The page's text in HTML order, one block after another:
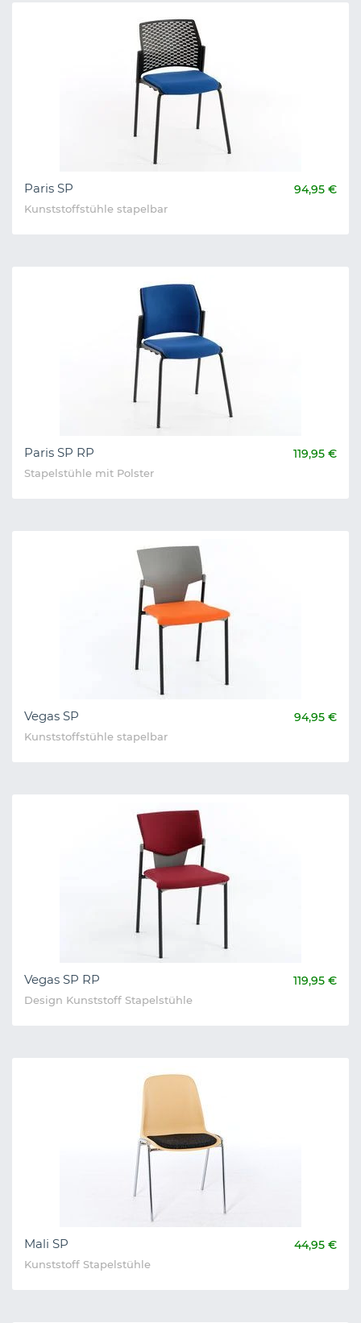
Paris SP 94,95 €
Kunststoffstühle stapelbar
Paris SP RP 119,95 €
Stapelstühle mit Polster
Vegas SP 94,95 €
Kunststoffstühle stapelbar
Vegas SP RP 119,95 €
Design Kunststoff Stapelstühle
Mali SP 44,95 €
Kunststoff Stapelstühle